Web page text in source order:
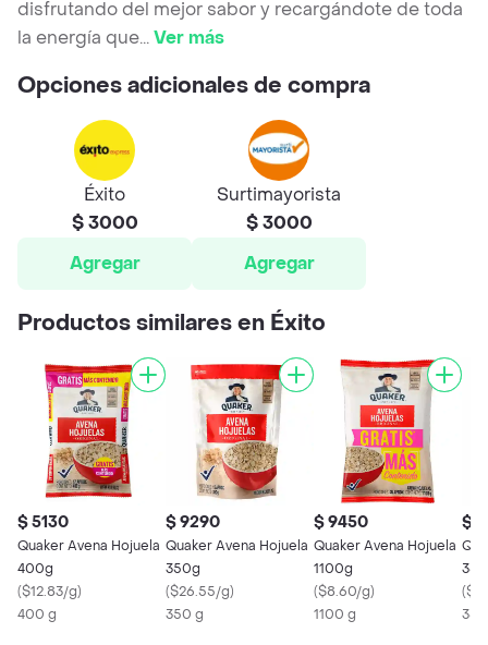
disfrutando del mejor sabor y recargándote de toda
la energía que...Ver más
Opciones adicionales de compra
Éxito
$ 3000
Agregar
Surtimayorista
$ 3000
Agregar
Productos similares en Éxito
$ 5130
Quaker Avena Hojuela
400g
($12.83/g)
400 g
$ 9290
Quaker Avena Hojuela
350g
($26.55/g)
350 g
$ 9450
Quaker Avena Hojuela
1100g
($8.60/g)
1100 g
$
(